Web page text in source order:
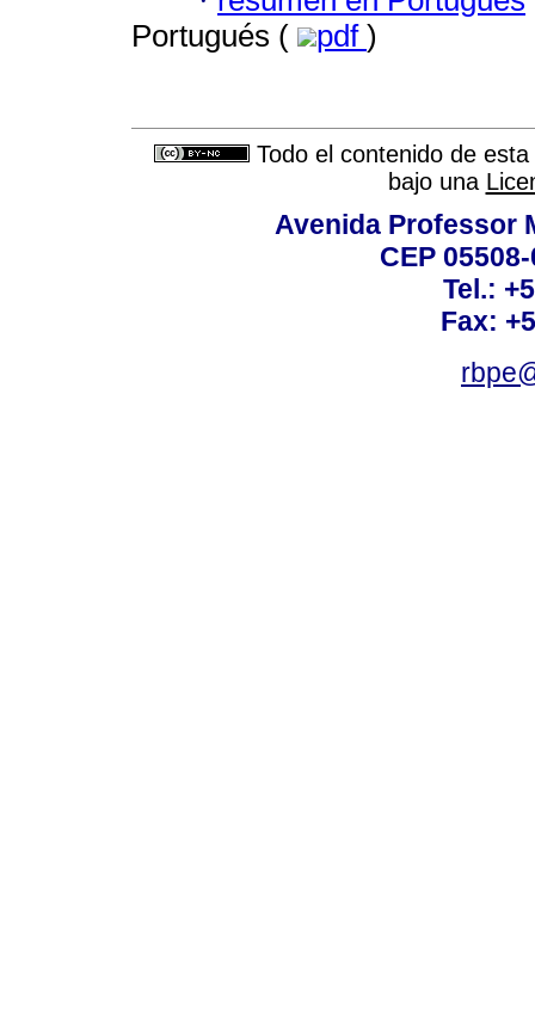
Portugués (
pdf )
Todo el contenido de
bajo una
Avenida Professor
CEP
Tel.:
Fax: